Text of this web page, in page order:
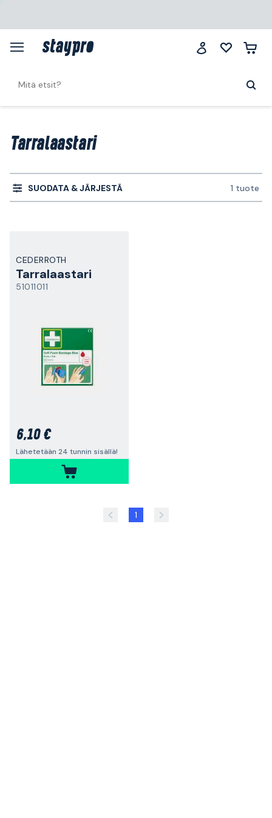
Tarralaastari
SUODATA & JÄRJESTÄ 1 tuote
CEDERROTH
Tarralaastari
51011011
6,10 €
Lähetetään 24 tunnin sisällä!
1